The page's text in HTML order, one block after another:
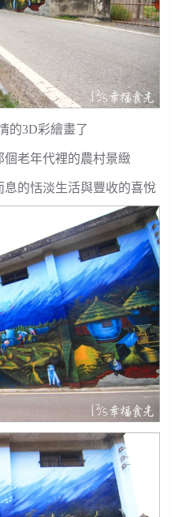
的3D彩繪畫了
老年代裡的農村景緻
的恬淡生活與豐收的喜悅